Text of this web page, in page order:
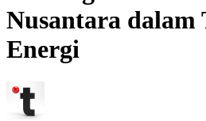
Nusantara dalam
Energi